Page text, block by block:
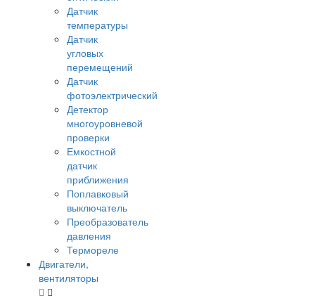
Датчик
температуры
Датчик
угловых
перемещений
Датчик
фотоэлектрический
Детектор
многоуровневой
проверки
Емкостной
датчик
приближения
Поплавковый
выключатель
Преобразователь
давления
Термореле
Двигатели,
вентиляторы